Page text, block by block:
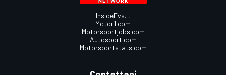
InsideEvs.it
Motor1.com
Motorsportjobs.com
Autosport.com
Motorsportstats.com